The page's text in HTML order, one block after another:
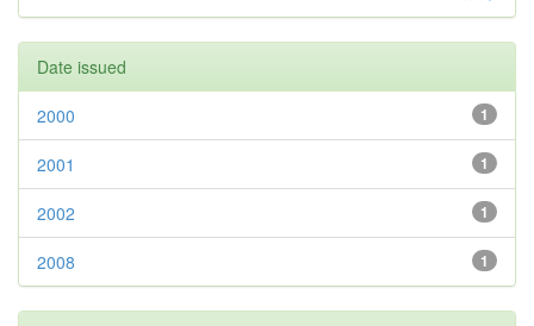
Date issued
1
2000
1
2001
1
2002
1
2008